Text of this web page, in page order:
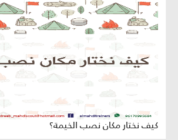
كيف نختار مكان نصب الخيمة؟